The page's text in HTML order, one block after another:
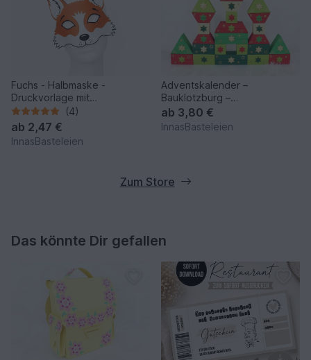
Fuchs - Halbmaske -
Druckvorlage mit
Kurzanleitung(4)
ab 2,47 €
InnasBasteleien
Adventskalender –
Bauklotzburg –
Bastelvorlagen und Anleitung
ab 3,80 €
InnasBasteleien
Zum Store
Das könnte Dir gefallen